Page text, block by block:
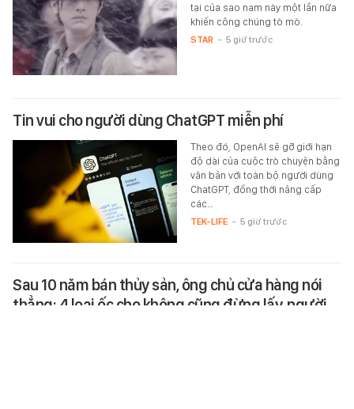
tại của sao nam này một lần nữa
khiến công chúng tò mò.
STAR - 5 giờ trước
Tin vui cho người dùng ChatGPT miễn phí
Theo đó, OpenAI sẽ gỡ giới hạn
độ dài của cuộc trò chuyện bằng
văn bản với toàn bộ người dùng
ChatGPT, đồng thời nâng cấp
các…
TEK-LIFE - 5 giờ trước
Sau 10 năm bán thủy sản, ông chủ cửa hàng nói
thẳng: 4 loại ốc cho không cũng đừng lấy, người